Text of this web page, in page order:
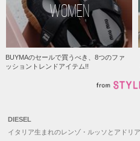
WOMEN
BUYMAのセールで買うべき、8つのファ
ッショントレンドアイテム!!
DIESEL